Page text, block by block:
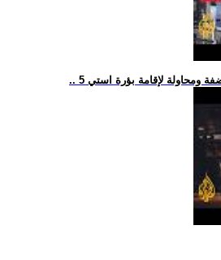
ومحاولة لإقامة بؤرة استي